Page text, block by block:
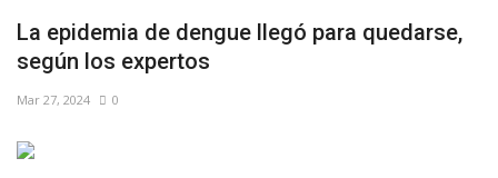
La epidemia de dengue llegó para quedarse,
según los expertos
Mar 27, 2024 0